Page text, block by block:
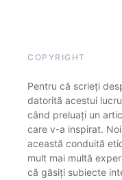
COPYRIGHT
Pentru că scrieți
datorită acestui
când preluați un
care v-a inspirat.
această conduită
mult mai multă
că găsiți subiecte